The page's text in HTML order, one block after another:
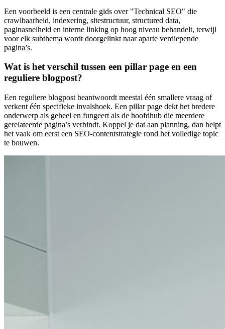
Een voorbeeld is een centrale gids over "Technical SEO" die
crawlbaarheid, indexering, sitestructuur, structured data,
paginasnelheid en interne linking op hoog niveau behandelt, terwijl
voor elk subthema wordt doorgelinkt naar aparte verdiepende
pagina’s.
Wat is het verschil tussen een pillar page en een
reguliere blogpost?
Een reguliere blogpost beantwoordt meestal één smallere vraag of
verkent één specifieke invalshoek. Een pillar page dekt het bredere
onderwerp als geheel en fungeert als de hoofdhub die meerdere
gerelateerde pagina’s verbindt. Koppel je dat aan planning, dan helpt
het vaak om eerst een SEO-contentstrategie rond het volledige topic
te bouwen.